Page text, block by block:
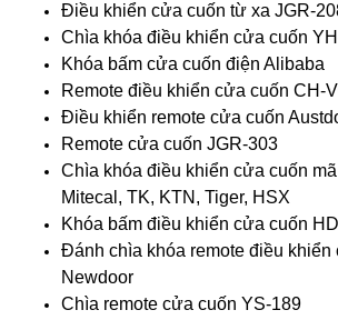
Điều khiển cửa cuốn từ xa JGR-
Chìa khóa điều khiển cửa cuốn
Khóa bấm cửa cuốn điện Alibaba
Remote điều khiển cửa cuốn CH-
Điều khiển remote cửa cuốn
Remote cửa cuốn JGR-303
Chìa khóa điều khiển cửa cuốn
Mitecal, TK, KTN, Tiger, HSX
Khóa bấm điều khiển cửa cuốn
Đánh chìa khóa remote điều khiển
Newdoor
Chìa remote cửa cuốn YS-189